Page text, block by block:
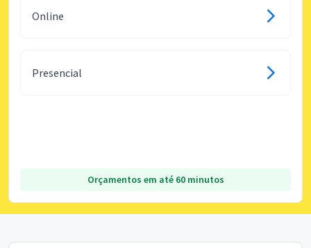
Online
Presencial
Orçamentos em até 60 minutos